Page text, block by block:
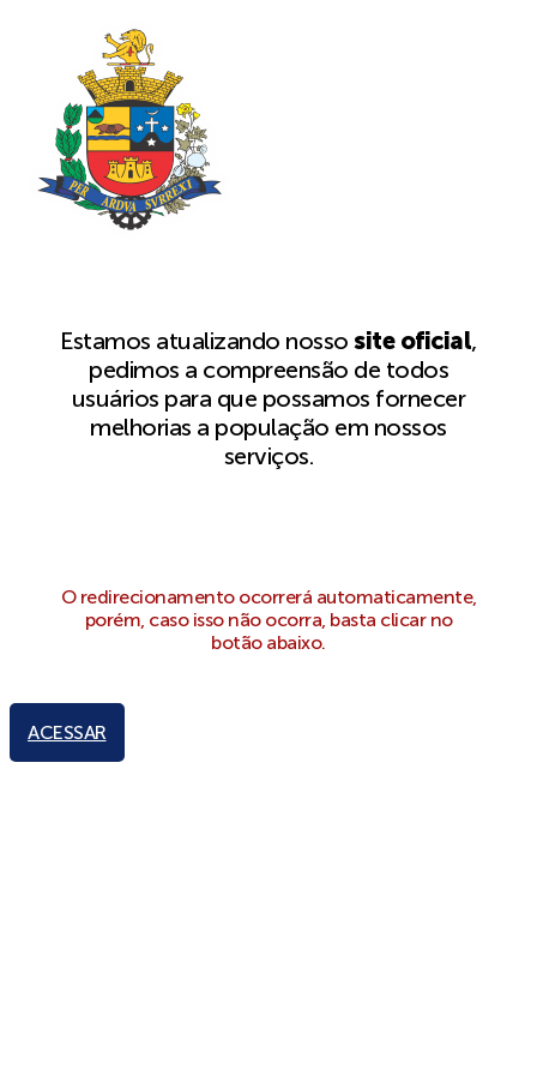
Estamos atualizando nossosite oficial,
pedimos a compreensão de todos
usuários para que possamos fornecer
melhorias a população em nossos
serviços.
O redirecionamento ocorrerá automaticamente,
porém, caso isso não ocorra, basta clicar no
botão abaixo.
ACESSAR